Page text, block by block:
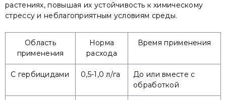
растениях, повышая их устойчивость к химическому
стрессу и неблагоприятным условиям среды.
Область
применения
Норма
расхода
Время применения
С гербицидами 0,5-1,0 л/га
До или вместе с
обработкой